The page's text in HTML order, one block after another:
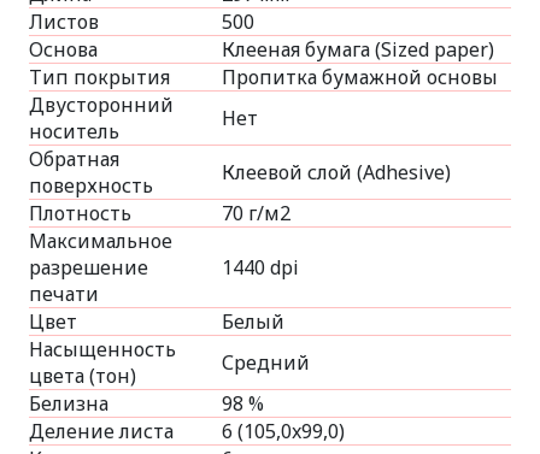
Листов
500
Основа
Клееная бумага (Sized paper)
Тип покрытия
Пропитка бумажной основы
Двусторонний
носитель
Нет
Обратная
поверхность
Клеевой слой (Adhesive)
Плотность
70 г/м2
Максимальное
разрешение
печати
1440 dpi
Цвет
Белый
Насыщенность
цвета (тон)
Средний
Белизна
98 %
Деление листа
6 (105,0x99,0)